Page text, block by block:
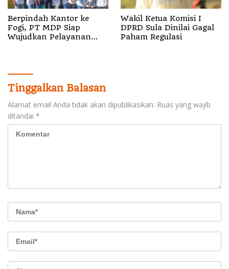
Berpindah Kantor ke
Fogi, PT MDP Siap
Wujudkan Pelayanan
Wakil Ketua Komisi I
DPRD Sula Dinilai Gagal
Paham Regulasi
Tinggalkan Balasan
Alamat email Anda tidak akan dipublikasikan. Ruas yang wajib
ditandai *